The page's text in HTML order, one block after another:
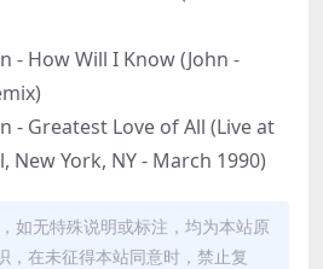
- How Will I Know (John -
- Greatest Love of All (Live at
New York, NY - March 1990)
如无特殊说明或标注，均为本站原
，在未征得本站同意时，禁止复